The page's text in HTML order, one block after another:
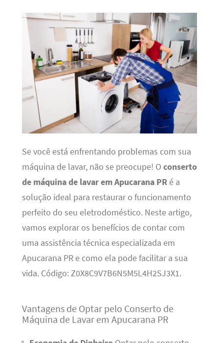
Se você está enfrentando problemas com sua
máquina de lavar, não se preocupe! O conserto
de máquina de lavar em Apucarana PRé a
solução ideal para restaurar o funcionamento
perfeito do seu eletrodoméstico. Neste artigo,
vamos explorar os benefícios de contar com
uma assistência técnica especializada em
Apucarana PR e como ela pode facilitar a sua
vida. Código: Z0X8C9V7B6N5M5L4H2SJ3X1.
Vantagens de Optar pelo Conserto de
Máquina de Lavar em Apucarana PR